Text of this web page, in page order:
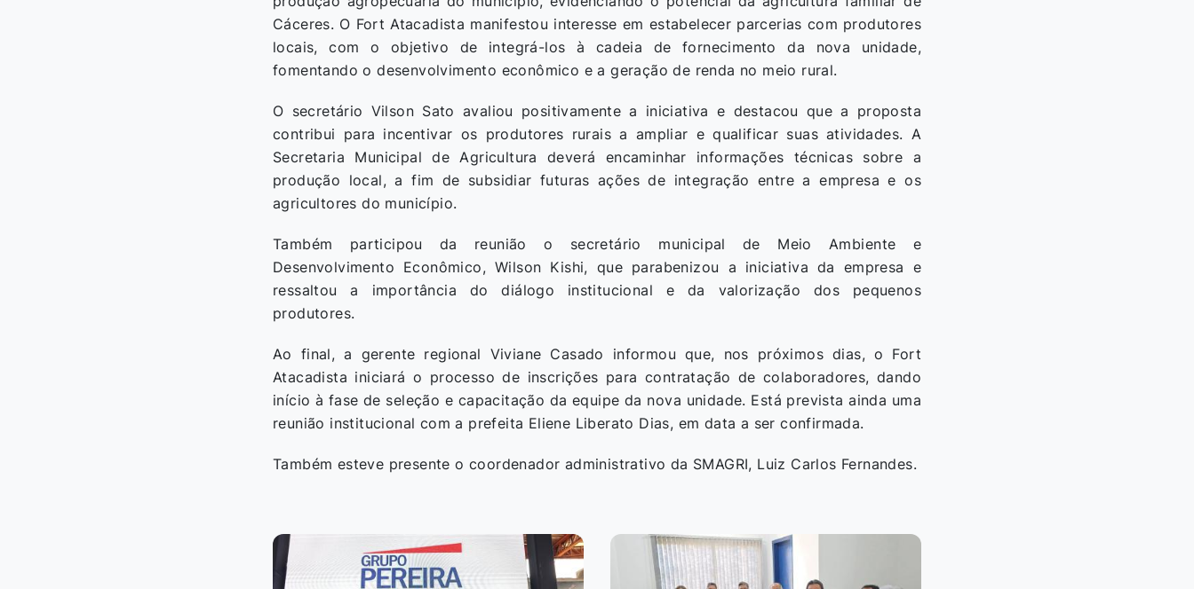
Cáceres. O Fort Atacadista manifestou interesse em estabelecer parcerias com produtores
locais, com o objetivo de integrá-los à cadeia de fornecimento da nova unidade,
fomentando o desenvolvimento econômico e a geração de renda no meio rural.
O secretário Vilson Sato avaliou positivamente a iniciativa e destacou que a proposta
contribui para incentivar os produtores rurais a ampliar e qualificar suas atividades. A
Secretaria Municipal de Agricultura deverá encaminhar informações técnicas sobre a
produção local, a fim de subsidiar futuras ações de integração entre a empresa e os
agricultores do município.
Também participou da reunião o secretário municipal de Meio Ambiente e
Desenvolvimento Econômico, Wilson Kishi, que parabenizou a iniciativa da empresa e
ressaltou a importância do diálogo institucional e da valorização dos pequenos
produtores.
Ao final, a gerente regional Viviane Casado informou que, nos próximos dias, o Fort
Atacadista iniciará o processo de inscrições para contratação de colaboradores, dando
início à fase de seleção e capacitação da equipe da nova unidade. Está prevista ainda uma
reunião institucional com a prefeita Eliene Liberato Dias, em data a ser confirmada.
Também esteve presente o coordenador administrativo da SMAGRI, Luiz Carlos Fernandes.